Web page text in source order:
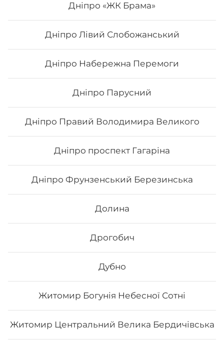
Дніпро «ЖК Брама»
Дніпро Лівий Слобожанський
Дніпро Набережна Перемоги
Дніпро Парусний
Дніпро Правий Володимира Великого
Дніпро проспект Гагаріна
Дніпро Фрунзенський Березинська
Долина
Дрогобич
Дубно
Житомир Богунія Небесної Сотні
Житомир Центральний Велика Бердичівська
Туна тобіко Deluxe
Склад: рис, норі, сир філадельфія, авокадо, сурімі, ікра
249
Кітто рол
Склад: рис, норі, манго, маринований гарбуз, сир
г.